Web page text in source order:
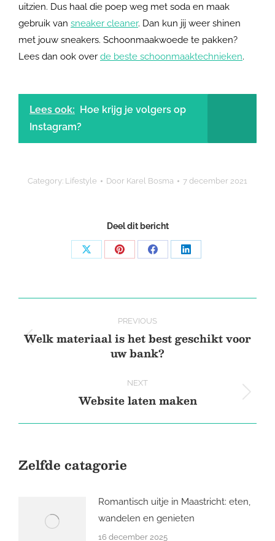
uitzien. Dus haal die poep weg met soda en maak
gebruik van sneaker cleaner. Dan kun jij weer shinen
met jouw sneakers. Schoonmaakwoede te pakken?
Lees dan ook over de beste schoonmaaktechnieken.
Lees ook: Hoe krijg je volgers op
Instagram?
Category: Lifestyle Door Karel Bosma 7 december 2021
Deel dit bericht
Share Share Share Share
navigation
PREVIOUS
Previous
post:
Welk materiaal is het best geschikt voor
uw bank?
NEXT
Next
Website laten maken
Zelfde catagorie
Romantisch uitje in Maastricht: eten,
wandelen en genieten
16 december 2025